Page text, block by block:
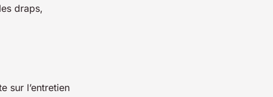
draps,
sur l’entretien